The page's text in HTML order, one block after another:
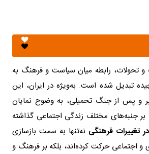
و تحولات، رابطه میان سیاست و فرهنگ به
تبدیل شده است. به‌ویژه در ایران، این
و پس از جنگ تحمیلی، به وضوح نمایان
جنبه‌های مختلف زندگی اجتماعی گذاشته
فرهنگی نه‌تنها به سمت بازسازی
اجتماعی حرکت کرده‌اند، بلکه بر فرهنگ و